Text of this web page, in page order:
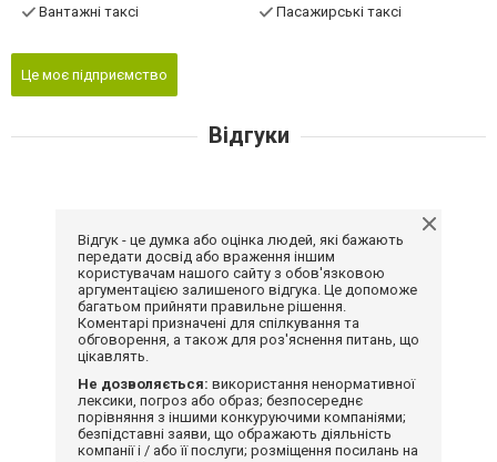
Вантажні таксі Пасажирські таксі
Це моє підприємство
Відгуки
Відгук - це думка або оцінка людей, які бажають
передати досвід або враження іншим
користувачам нашого сайту з обов'язковою
аргументацією залишеного відгука. Це допоможе
багатьом прийняти правильне рішення.
Коментарі призначені для спілкування та
обговорення, а також для роз'яснення питань, що
цікавлять.
Не дозволяється: використання ненормативної
лексики, погроз або образ; безпосереднє
порівняння з іншими конкуруючими компаніями;
безпідставні заяви, що ображають діяльність
компанії і / або її послуги; розміщення посилань на